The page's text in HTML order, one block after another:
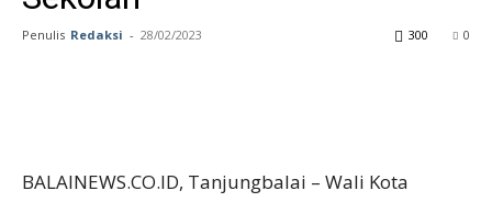
Penulis Redaksi - 28/02/2023 0
300
BALAINEWS.CO.ID, Tanjungbalai – Wali Kota